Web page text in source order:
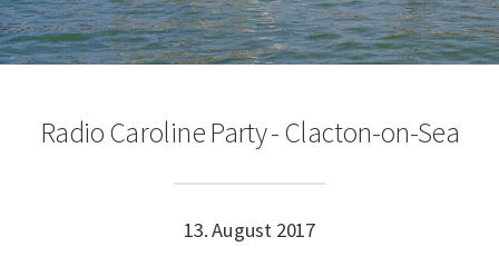
Radio Caroline Party - Clacton-on-Sea
13. August 2017